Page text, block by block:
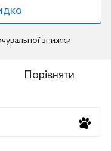
знижки
Порівняти